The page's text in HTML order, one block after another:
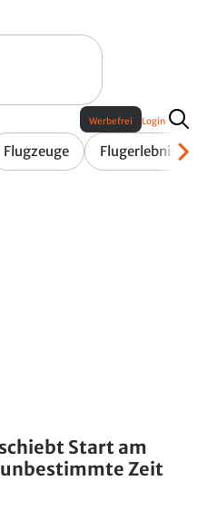
Flugzeuge Flugerlebnis
Werbefrei Login
Start am
Zeit